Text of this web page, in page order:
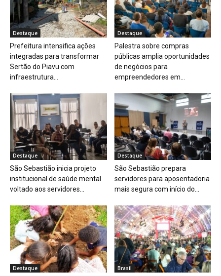
Destaque
Prefeitura intensifica ações
integradas para transformar
Sertão do Piavu com
infraestrutura...
Destaque
Palestra sobre compras
públicas amplia oportunidades
de negócios para
empreendedores em...
Destaque
São Sebastião inicia projeto
institucional de saúde mental
voltado aos servidores...
Destaque
São Sebastião prepara
servidores para aposentadoria
mais segura com início do...
Destaque Brasil